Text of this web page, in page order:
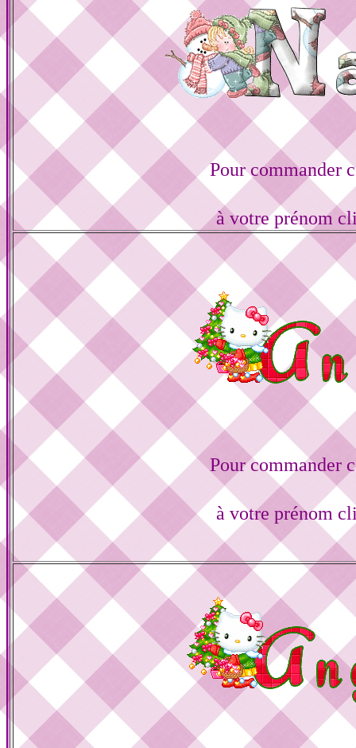
Pour commander
à votre prénom
Pour commander
à votre prénom